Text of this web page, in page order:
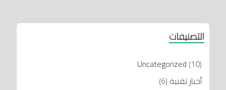
التصنيفات
Uncategorized (10)
أخبار تقنية (6)